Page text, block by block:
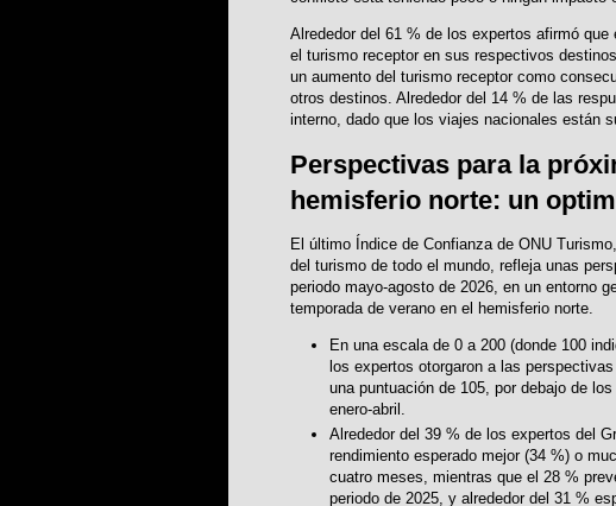
Alrededor del 61 % de los expertos afirmó
el turismo receptor en sus respectivos
un aumento del turismo receptor como
otros destinos. Alrededor del 14 % de las
interno, dado que los viajes nacionales están
Perspectivas para la
hemisferio norte: un
El último Índice de Confianza de ONU
del turismo de todo el mundo, refleja unas
periodo mayo-agosto de 2026, en un entorno
temporada de verano en el hemisferio norte.
En una escala de 0 a 200 (donde 100
los expertos otorgaron a las
una puntuación de 105, por debajo de
enero-abril.
Alrededor del 39 % de los expertos del
rendimiento esperado mejor (34 %) o
cuatro meses, mientras que el 28 %
periodo de 2025, y alrededor del 31 %